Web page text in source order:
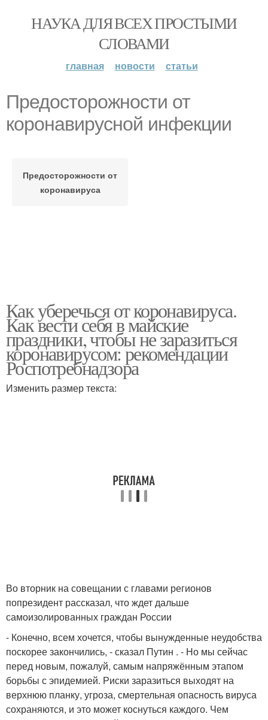
НАУКА ДЛЯ ВСЕХ ПРОСТЫМИ
СЛОВАМИ
главная новости статьи
Предосторожности от
коронавирусной инфекции
Предосторожности от
коронавируса
Как уберечься от коронавируса.
Как вести себя в майские
праздники, чтобы не заразиться
коронавирусом: рекомендации
Роспотребнадзора
Изменить размер текста:
Во вторник на совещании с главами регионов
попрезидент рассказал, что ждет дальше
самоизолированных граждан России
- Конечно, всем хочется, чтобы вынужденные неудобства
поскорее закончились, - сказал Путин . - Но мы сейчас
перед новым, пожалуй, самым напряжённым этапом
борьбы с эпидемией. Риски заразиться выходят на
верхнюю планку, угроза, смертельная опасность вируса
сохраняются, и это может коснуться каждого. Чем